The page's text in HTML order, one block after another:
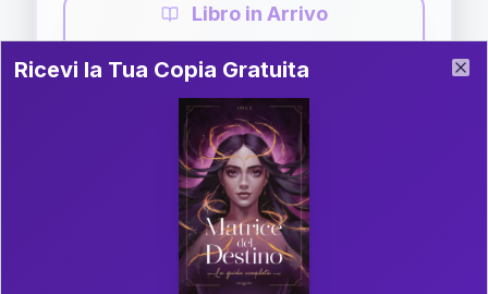
Libro in Arrivo
Guida completa di Coppia
Il libro è in fase di scrittura. Iscriviti alla newsletter
per ricevere aggiornamenti!
P.S. Interpretazione parziale
gratuita
Scorri più in basso per vedere
un'interpretazione parziale gratuita della tua
Ricevi la Tua Copia Gratuita del Libro
Ricevi la Tua Copia Gratuita